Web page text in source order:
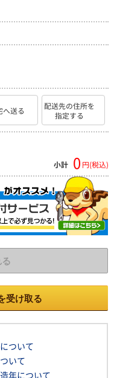
へ送る
配送先の住所を
指定する
小計 0 円(税込)
受け取る
ついて
いて
年について